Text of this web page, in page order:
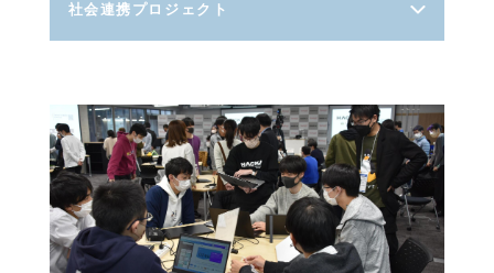
社会連携プロジェクト